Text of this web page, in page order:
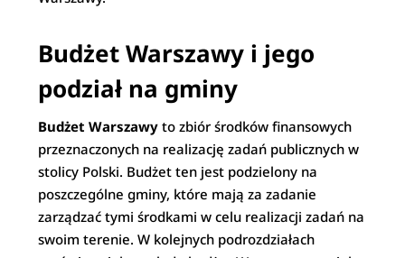
Budżet Warszawy i jego
podział na gminy
Budżet Warszawy to zbiór środków finansowych
przeznaczonych na realizację zadań publicznych w
stolicy Polski. Budżet ten jest podzielony na
poszczególne gminy, które mają za zadanie
zarządzać tymi środkami w celu realizacji zadań na
swoim terenie. W kolejnych podrozdziałach